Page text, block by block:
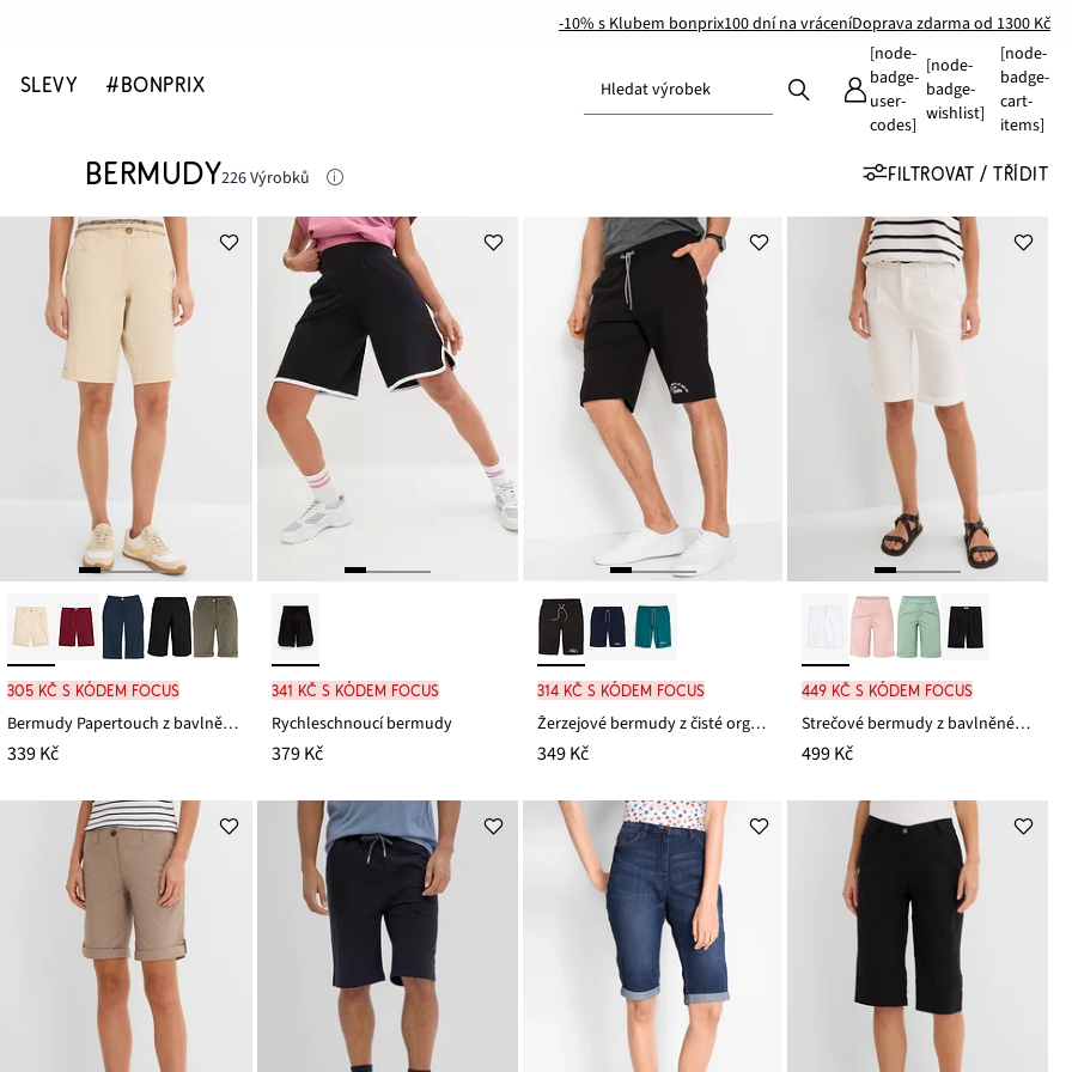
-10% s Klubem bonprix100 dní na vráceníDoprava zdarma od 1300 Kč
SLEVY #BONPRIX Hledat výrobek
[node-
badge-
user-
codes]
[node-
badge-
wishlist]
[node-
badge-
cart-
items]
BERMUDY226 Výrobků FILTROVAT / TŘÍDIT
305 Kč s kódem FOCUS
Bermudy Papertouch z bavlněné směsi
339 Kč
341 Kč s kódem FOCUS
Rychleschnoucí bermudy
379 Kč
314 Kč s kódem FOCUS
Žerzejové bermudy z čisté organické bavlny
349 Kč
449 Kč s kódem FOCUS
Strečové bermudy z bavlněné směsi
499 Kč